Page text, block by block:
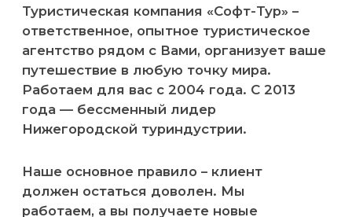
энергии и положительные эмоции
от комфортного отдыха.
КОМАНДА